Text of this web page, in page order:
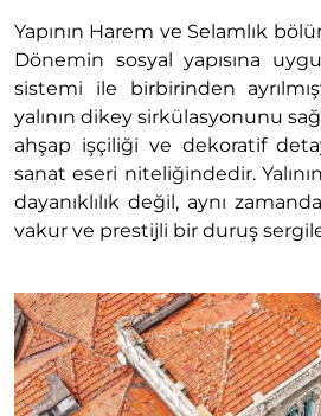
Yapının Harem ve Selamlık
Dönemin sosyal yapısına
sistemi ile birbirinden
yalının dikey sirkülasyonunu
ahşap işçiliği ve dekoratif
sanat eseri niteliğindedir.
dayanıklılık değil, aynı
vakur ve prestijli bir duruş